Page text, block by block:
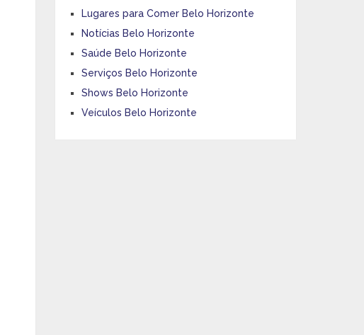
Lugares para Comer Belo Horizonte
Notícias Belo Horizonte
Saúde Belo Horizonte
Serviços Belo Horizonte
Shows Belo Horizonte
Veículos Belo Horizonte